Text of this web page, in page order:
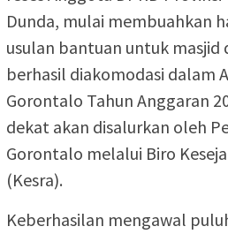
Dunda, mulai membuahkan
usulan bantuan untuk masjid
berhasil diakomodasi dalam
Gorontalo Tahun Anggaran
dekat akan disalurkan oleh
Gorontalo melalui Biro
(Kesra).
Keberhasilan mengawal